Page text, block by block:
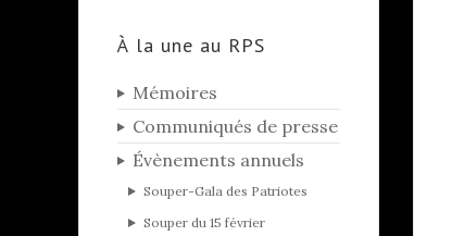
À la une au RPS
Mémoires
Communiqués de presse
Évènements annuels
Souper-Gala des Patriotes
Souper du 15 février